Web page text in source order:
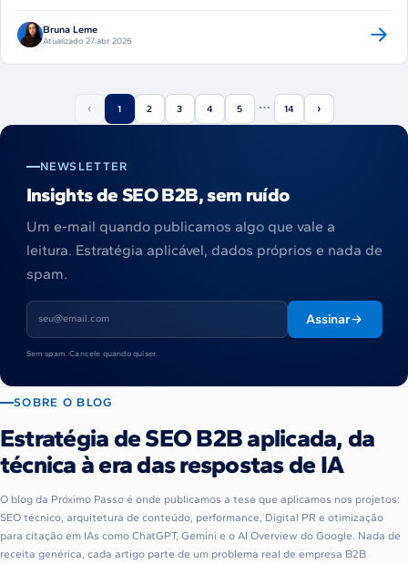
Bruna Leme
Atualizado 27 abr 2026
‹ 1 2 3 4 5 … 14 ›
NEWSLETTER
Insights de SEO B2B, sem ruído
Um e-mail quando publicamos algo que vale a
leitura. Estratégia aplicável, dados próprios e nada de
spam.
Assinar
Sem spam. Cancele quando quiser.
SOBRE O BLOG
Estratégia de SEO B2B aplicada, da
técnica à era das respostas de IA
O blog da Próximo Passo é onde publicamos a tese que aplicamos nos projetos:
SEO técnico, arquitetura de conteúdo, performance, Digital PR e otimização
para citação em IAs como ChatGPT, Gemini e o AI Overview do Google. Nada de
receita genérica, cada artigo parte de um problema real de empresa B2B